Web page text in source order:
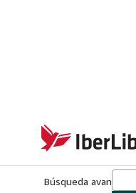
IberLibro.com
Búsqueda avanzada